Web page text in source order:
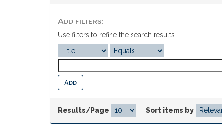
Add filters:
Use filters to refine the search results.
Results/Page Sort items by